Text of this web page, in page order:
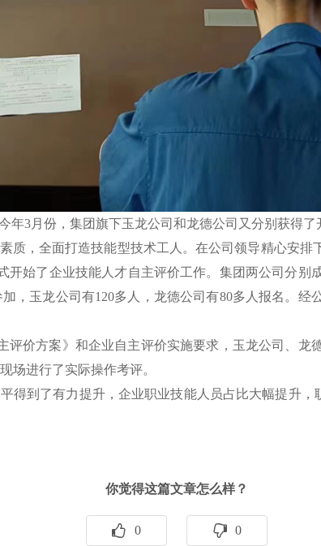
年3月份，集团旗下玉龙公司和龙德公司又分别获得了
质，全面打造技能型技术工人。在公司领导精心安
始了企业技能人才自主评价工作。集团两公司分别
，玉龙公司有120多人，龙德公司有80多人报名。经
评价方案》和企业自主评价实施要求，玉龙公司、龙
场进行了实际操作考评。
得到了有力提升，企业职业技能人员占比大幅提升，
你觉得这篇文章怎么样？
0 0